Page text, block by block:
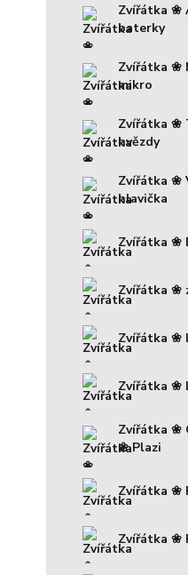
Zvířátka ❀
baterky
Zvířátka ❀
mikro
Zvířátka ❀
hvězdy
Zvířátka ❀
hlavička
Zvířátka ❀
Zvířátka ❀
Zvířátka ❀
Zvířátka ❀
Zvířátka ❀
❀ Plazi
Zvířátka ❀
Zvířátka ❀